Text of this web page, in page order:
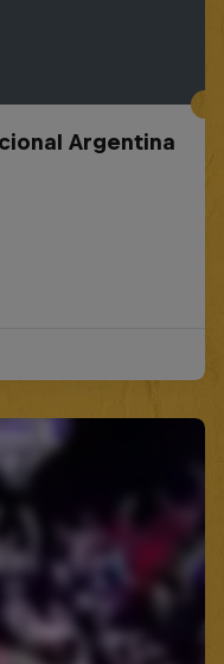
Argentina